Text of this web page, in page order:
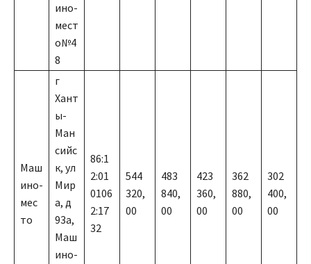
ино-
мест
о№4
8
Маш
ино-
мес
то
г
Хант
ы-
Ман
сийс
к, ул
Мир
а, д
93а,
Маш
ино-
86:1
2:01
0106
2:17
32
544
320,
00
483
840,
00
423
360,
00
362
880,
00
302
400,
00